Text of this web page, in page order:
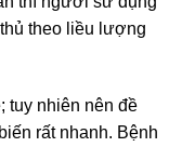
theo liều lượng
tuy nhiên nên đề
rất nhanh. Bệnh